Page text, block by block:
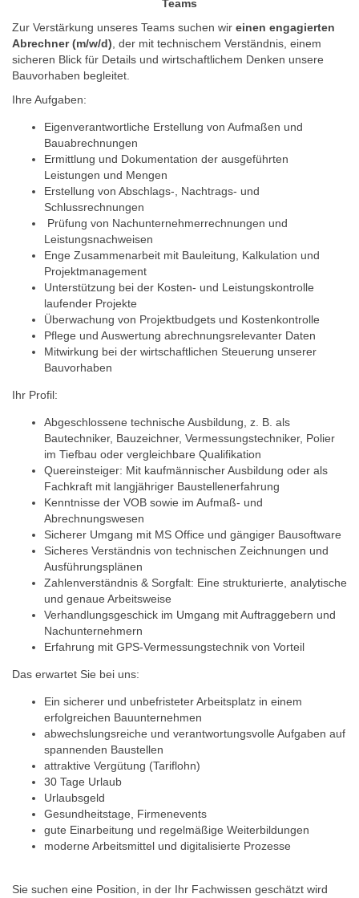
Teams
Zur Verstärkung unseres Teams suchen wir einen engagierten
Abrechner (m/w/d), der mit technischem Verständnis, einem
sicheren Blick für Details und wirtschaftlichem Denken unsere
Bauvorhaben begleitet.
Ihre Aufgaben:
Eigenverantwortliche Erstellung von Aufmaßen und
Bauabrechnungen
Ermittlung und Dokumentation der ausgeführten
Leistungen und Mengen
Erstellung von Abschlags-, Nachtrags- und
Schlussrechnungen
Prüfung von Nachunternehmerrechnungen und
Leistungsnachweisen
Enge Zusammenarbeit mit Bauleitung, Kalkulation und
Projektmanagement
Unterstützung bei der Kosten- und Leistungskontrolle
laufender Projekte
Überwachung von Projektbudgets und Kostenkontrolle
Pflege und Auswertung abrechnungsrelevanter Daten
Mitwirkung bei der wirtschaftlichen Steuerung unserer
Bauvorhaben
Ihr Profil:
Abgeschlossene technische Ausbildung, z. B. als
Bautechniker, Bauzeichner, Vermessungstechniker, Polier
im Tiefbau oder vergleichbare Qualifikation
Quereinsteiger: Mit kaufmännischer Ausbildung oder als
Fachkraft mit langjähriger Baustellenerfahrung
Kenntnisse der VOB sowie im Aufmaß- und
Abrechnungswesen
Sicherer Umgang mit MS Office und gängiger Bausoftware
Sicheres Verständnis von technischen Zeichnungen und
Ausführungsplänen
Zahlenverständnis & Sorgfalt: Eine strukturierte, analytische
und genaue Arbeitsweise
Verhandlungsgeschick im Umgang mit Auftraggebern und
Nachunternehmern
Erfahrung mit GPS-Vermessungstechnik von Vorteil
Das erwartet Sie bei uns:
Ein sicherer und unbefristeter Arbeitsplatz in einem
erfolgreichen Bauunternehmen
abwechslungsreiche und verantwortungsvolle Aufgaben auf
spannenden Baustellen
attraktive Vergütung (Tariflohn)
30 Tage Urlaub
Urlaubsgeld
Gesundheitstage, Firmenevents
gute Einarbeitung und regelmäßige Weiterbildungen
moderne Arbeitsmittel und digitalisierte Prozesse
Sie suchen eine Position, in der Ihr Fachwissen geschätzt wird